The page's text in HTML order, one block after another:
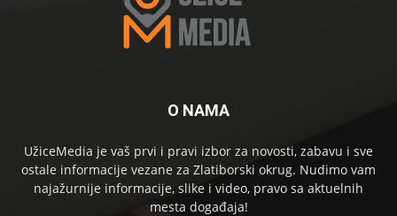
O NAMA
UžiceMedia je vaš prvi i pravi izbor za novosti, zabavu i sve
ostale informacije vezane za Zlatiborski okrug. Nudimo vam
najažurnije informacije, slike i video, pravo sa aktuelnih
mesta događaja!